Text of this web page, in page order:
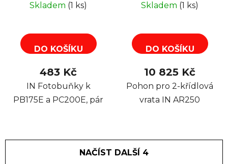
Skladem (1 ks)
DO KOŠÍKU
483 Kč
IN Fotobuňky k
PB175E a PC200E, pár
Skladem (1 ks)
DO KOŠÍKU
10 825 Kč
Pohon pro 2-křídlová
vrata IN AR250
NAČÍST DALŠÍ 4